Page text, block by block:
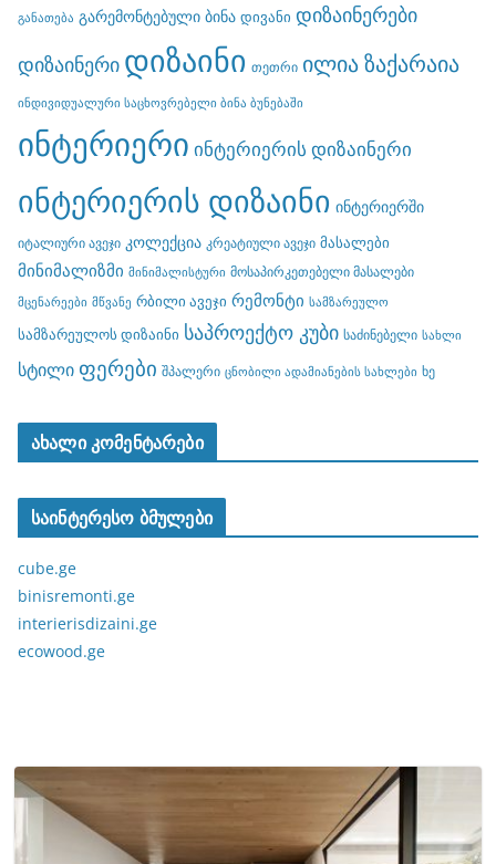
განათება გარემონტებული ბინა დივანი დიზაინერები
დიზაინერი დიზაინი თეთრი ილია ზაქარაია
ინდივიდუალური საცხოვრებელი ბინა ბუნებაში
ინტერიერი ინტერიერის დიზაინერი
ინტერიერის დიზაინი ინტერიერში
იტალიური ავეჯი კოლექცია კრეატიული ავეჯი მასალები
მინიმალიზმი მინიმალისტური მოსაპირკეთებელი მასალები
მცენარეები მწვანე რბილი ავეჯი რემონტი სამზარეულო
სამზარეულოს დიზაინი საპროექტო კუბი საძინებელი სახლი
სტილი ფერები შპალერი ცნობილი ადამიანების სახლები ხე
ახალი კომენტარები
საინტერესო ბმულები
cube.ge
binisremonti.ge
interierisdizaini.ge
ecowood.ge